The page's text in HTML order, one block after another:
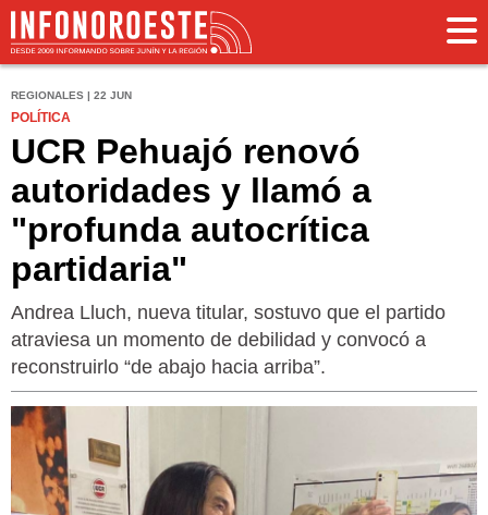
REGIONALES | 22 JUN
POLÍTICA
UCR Pehuajó renovó
autoridades y llamó a
"profunda autocrítica
partidaria"
Andrea Lluch, nueva titular, sostuvo que el partido
atraviesa un momento de debilidad y convocó a
reconstruirlo “de abajo hacia arriba”.